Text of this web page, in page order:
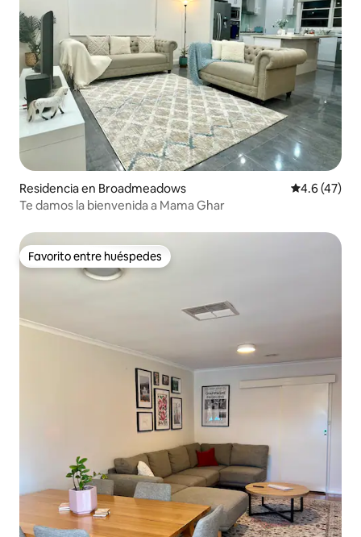
Residencia en Broadmeadows Calificación
4.6 (47)
Te damos la bienvenida a Mama Ghar
Favorito entre huéspedes
Favorito entre huéspedes